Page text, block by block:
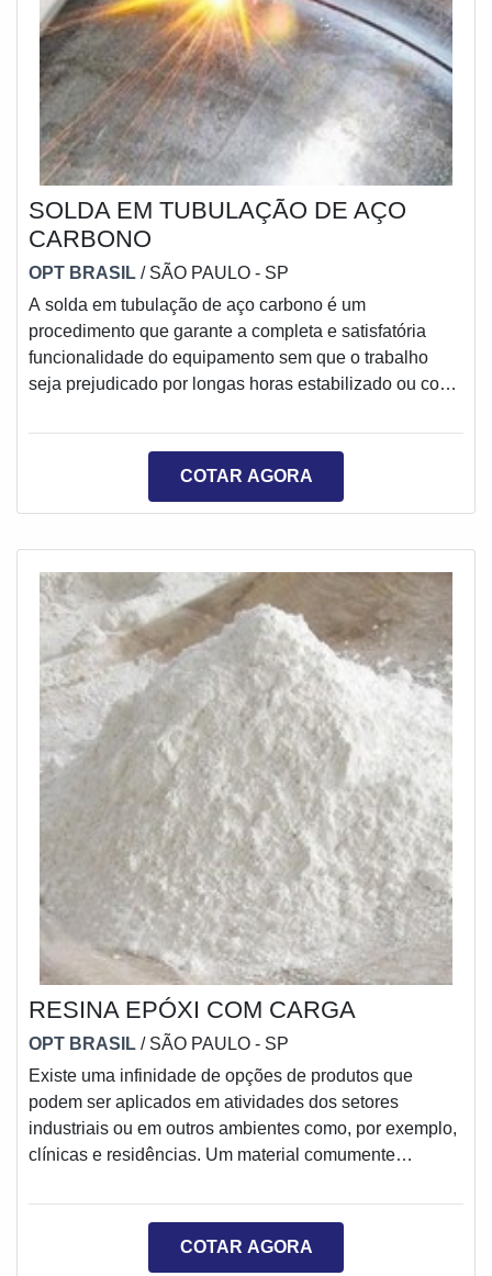
SOLDA EM TUBULAÇÃO DE AÇO
CARBONO
OPT BRASIL / SÃO PAULO - SP
A solda em tubulação de aço carbono é um
procedimento que garante a completa e satisfatória
funcionalidade do equipamento sem que o trabalho
seja prejudicado por longas horas estabilizado ou com
serviço de solda atende com alta precisão aos setores
peças. Performance correta do materialA solda pode
COTAR AGORA
RESINA EPÓXI COM CARGA
OPT BRASIL / SÃO PAULO - SP
Existe uma infinidade de opções de produtos que
podem ser aplicados em atividades dos setores
industriais ou em outros ambientes como, por exemplo,
clínicas e residências. Um material comumente
do local onde é aplicado, é a resina epóxi com carga.A
COTAR AGORA